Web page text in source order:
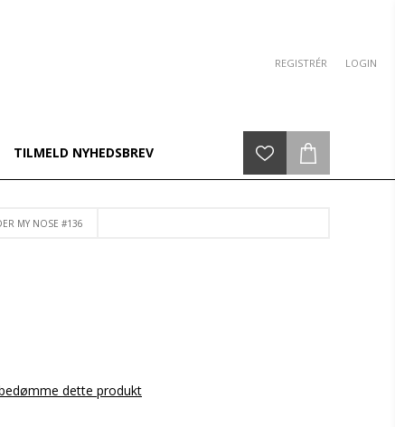
REGISTRÉR LOGIN
TILMELD NYHEDSBREV
MY NOSE #136
dette produkt